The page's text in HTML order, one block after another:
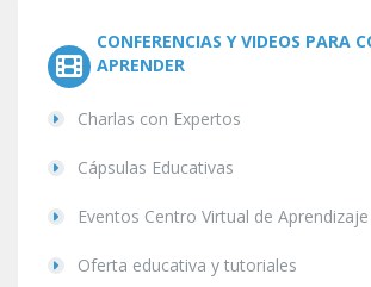
CONFERENCIAS Y VIDEOS PARA
APRENDER
Charlas con Expertos
Cápsulas Educativas
Eventos Centro Virtual de Aprendizaje
Oferta educativa y tutoriales